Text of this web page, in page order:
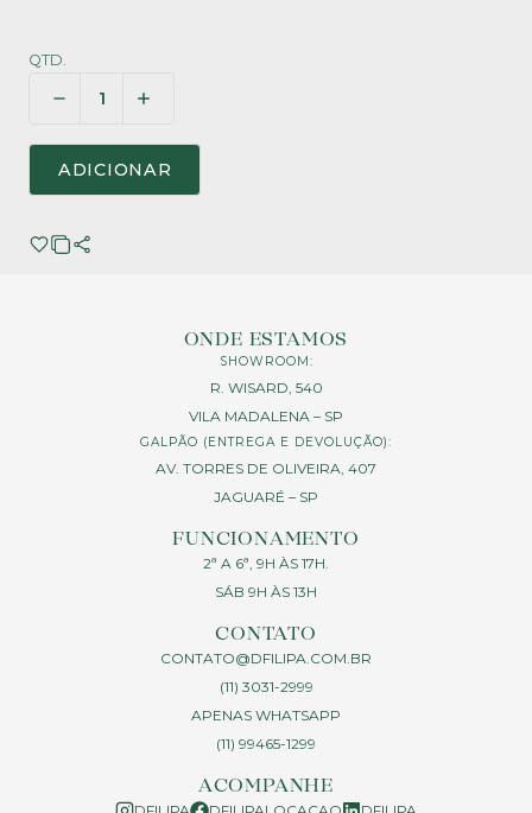
QTD.
ADICIONAR
ONDE ESTAMOS
SHOWROOM:
R. WISARD, 540
VILA MADALENA – SP
GALPÃO (ENTREGA E DEVOLUÇÃO):
AV. TORRES DE OLIVEIRA, 407
JAGUARÉ – SP
FUNCIONAMENTO
2ª A 6ª, 9H ÀS 17H.
SÁB 9H ÀS 13H
CONTATO
CONTATO@DFILIPA.COM.BR
(11) 3031-2999
APENAS WHATSAPP
(11) 99465-1299
ACOMPANHE